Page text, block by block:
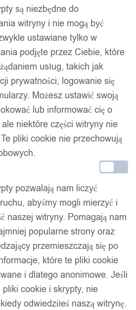
są niezbędne do
witryny i nie mogą być
ustawiane tylko w
podjęte przez Ciebie, które
usług, takich jak
prywatności, logowanie się
Możesz ustawić swoją
lub informować cię o
niektóre części witryny nie
pliki cookie nie przechowują
pozwalają nam liczyć
abyśmy mogli mierzyć i
naszej witryny. Pomagają nam
popularne strony oraz
przemieszczają się po
które te pliki cookie
i dlatego anonimowe. Jeśli
cookie i skrypty, nie
odwiedziłeś naszą witrynę.